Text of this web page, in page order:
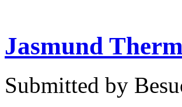
Jasmund
Submitted by